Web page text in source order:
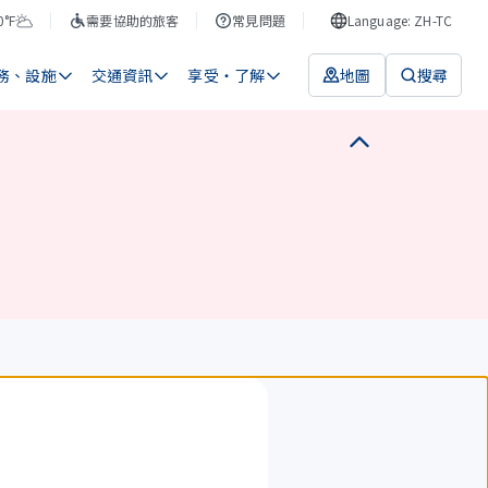
需要協助的旅客 常見問題 Language: ZH-TC
、設施 交通資訊 享受・了解 地圖 搜尋